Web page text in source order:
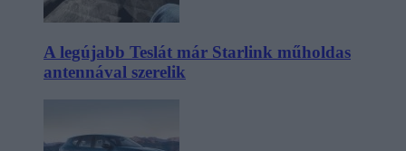
A legújabb Teslát már Starlink műholdas
antennával szerelik